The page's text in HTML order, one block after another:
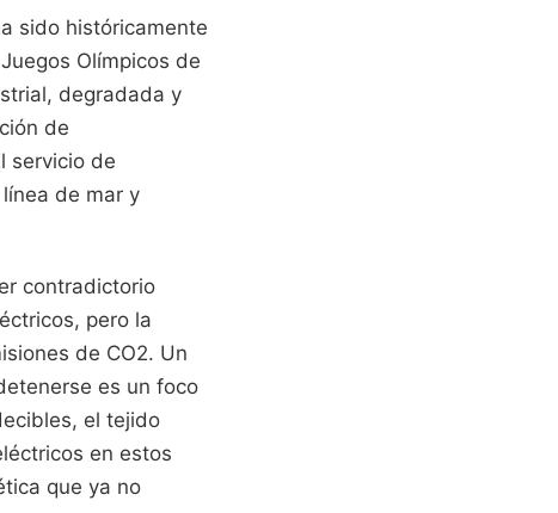
sido históricamente
Olímpicos de
degradada y
de
servicio de
de mar y
contradictorio
pero la
de CO2. Un
es un foco
el tejido
en estos
que ya no